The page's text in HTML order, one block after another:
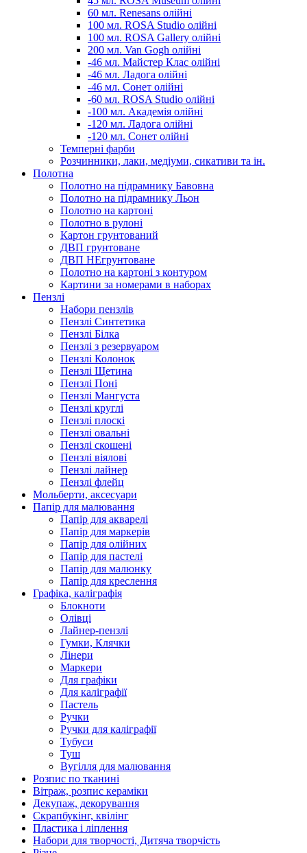
60 мл. Renesans олійні
100 мл. ROSA Studio олійні
100 мл. ROSA Gallery олійні
200 мл. Van Gogh олійні
-46 мл. Майстер Клас олійні
-46 мл. Ладога олійні
-46 мл. Сонет олійні
-60 мл. ROSA Studio олійні
-100 мл. Академія олійні
-120 мл. Ладога олійні
-120 мл. Сонет олійні
Темперні фарби
Розчинники, лаки, медіуми, сикативи та ін.
Полотна
Полотно на підрамнику Бавовна
Полотно на підрамнику Льон
Полотно на картоні
Полотно в рулоні
Картон грунтований
ДВП грунтоване
ДВП НЕгрунтоване
Полотно на картоні з контуром
Картини за номерами в наборах
Пензлі
Набори пензлів
Пензлі Синтетика
Пензлі Білка
Пензлі з резервуаром
Пензлі Колонок
Пензлі Щетина
Пензлі Поні
Пензлі Мангуста
Пензлі круглі
Пензлі плоскі
Пензлі овальні
Пензлі скошені
Пензлі віялові
Пензлі лайнер
Пензлі флейц
Мольберти, аксесуари
Папір для малювання
Папір для акварелі
Папір для маркерів
Папір для олійних
Папір для пастелі
Папір для малюнку
Папір для креслення
Графіка, каліграфія
Блокноти
Олівці
Лайнер-пензлі
Гумки, Клячки
Лінери
Маркери
Для графіки
Для каліграфії
Пастель
Ручки
Ручки для каліграфії
Тубуси
Туш
Вугілля для малювання
Розпис по тканині
Вітраж, розпис кераміки
Декупаж, декорування
Скрапбукінг, квілінг
Пластика і ліплення
Набори для творчості, Дитяча творчість